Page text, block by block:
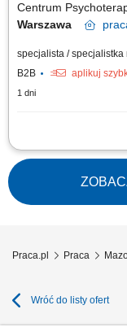
Centrum
Warszawa
specjalista / specjalistka
B2B
aplikuj
1 dni
Opis stanowiska:
lub młodzieży w formie
przyjaznego
udział w spotkaniach
zaangażowanie w
Praca.pl Praca
Wróć do listy ofert